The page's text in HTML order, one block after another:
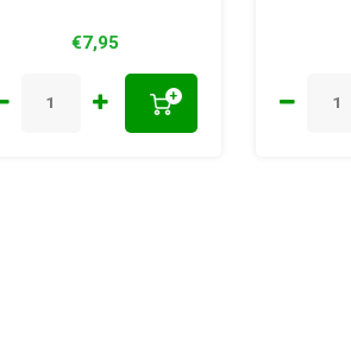
€7,95
+